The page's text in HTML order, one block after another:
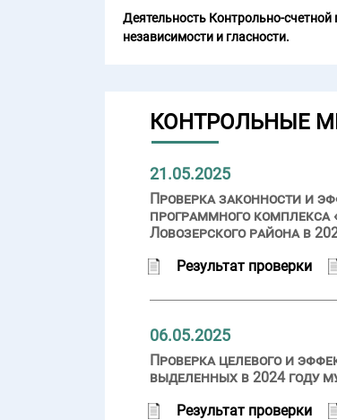
Деятельность Контрольно-
независимости и гласности.
КОНТРОЛЬНЫЕ
21.05.2025
Проверка законности и
программного комплекса
Ловозерского района в
Результат проверки
06.05.2025
Проверка целевого и
выделенных в 2024 году
Результат проверки